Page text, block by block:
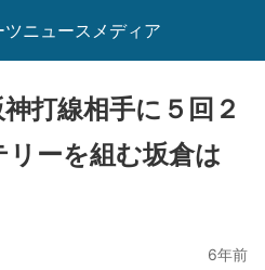
ツニュースメディア
打線相手に５回２
ーを組む坂倉は
6年前